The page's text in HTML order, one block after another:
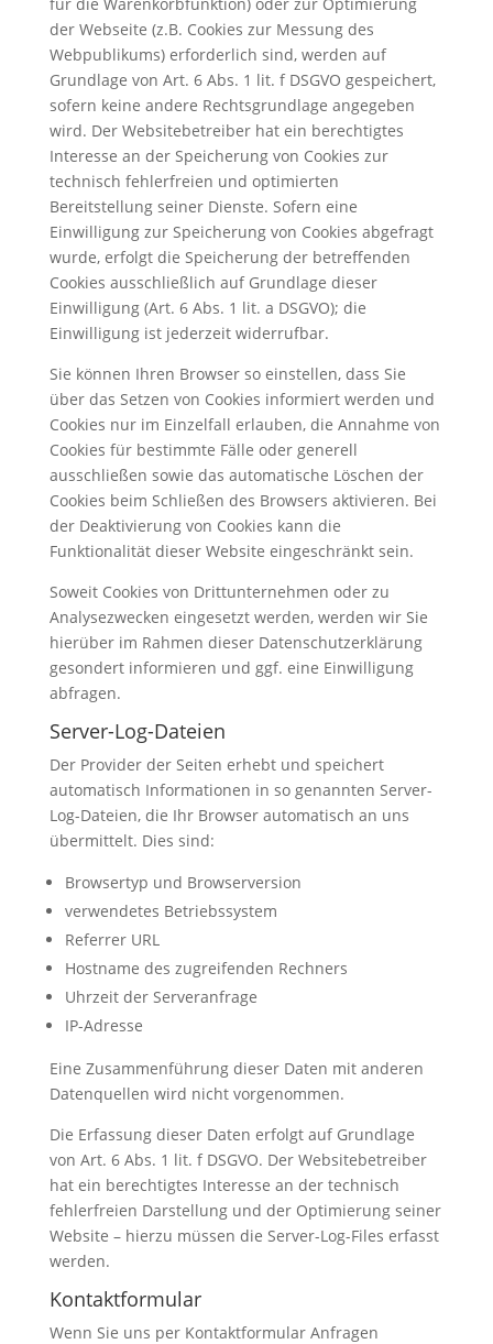
für die Warenkorbfunktion) oder zur Optimierung
der Webseite (z.B. Cookies zur Messung des
Webpublikums) erforderlich sind, werden auf
Grundlage von Art. 6 Abs. 1 lit. f DSGVO gespeichert,
sofern keine andere Rechtsgrundlage angegeben
wird. Der Websitebetreiber hat ein berechtigtes
Interesse an der Speicherung von Cookies zur
technisch fehlerfreien und optimierten
Bereitstellung seiner Dienste. Sofern eine
Einwilligung zur Speicherung von Cookies abgefragt
wurde, erfolgt die Speicherung der betreffenden
Cookies ausschließlich auf Grundlage dieser
Einwilligung (Art. 6 Abs. 1 lit. a DSGVO); die
Einwilligung ist jederzeit widerrufbar.
Sie können Ihren Browser so einstellen, dass Sie
über das Setzen von Cookies informiert werden und
Cookies nur im Einzelfall erlauben, die Annahme von
Cookies für bestimmte Fälle oder generell
ausschließen sowie das automatische Löschen der
Cookies beim Schließen des Browsers aktivieren. Bei
der Deaktivierung von Cookies kann die
Funktionalität dieser Website eingeschränkt sein.
Soweit Cookies von Drittunternehmen oder zu
Analysezwecken eingesetzt werden, werden wir Sie
hierüber im Rahmen dieser Datenschutzerklärung
gesondert informieren und ggf. eine Einwilligung
abfragen.
Server-Log-Dateien
Der Provider der Seiten erhebt und speichert
automatisch Informationen in so genannten Server-
Log-Dateien, die Ihr Browser automatisch an uns
übermittelt. Dies sind:
Browsertyp und Browserversion
verwendetes Betriebssystem
Referrer URL
Hostname des zugreifenden Rechners
Uhrzeit der Serveranfrage
IP-Adresse
Eine Zusammenführung dieser Daten mit anderen
Datenquellen wird nicht vorgenommen.
Die Erfassung dieser Daten erfolgt auf Grundlage
von Art. 6 Abs. 1 lit. f DSGVO. Der Websitebetreiber
hat ein berechtigtes Interesse an der technisch
fehlerfreien Darstellung und der Optimierung seiner
Website – hierzu müssen die Server-Log-Files erfasst
werden.
Kontaktformular
Wenn Sie uns per Kontaktformular Anfragen